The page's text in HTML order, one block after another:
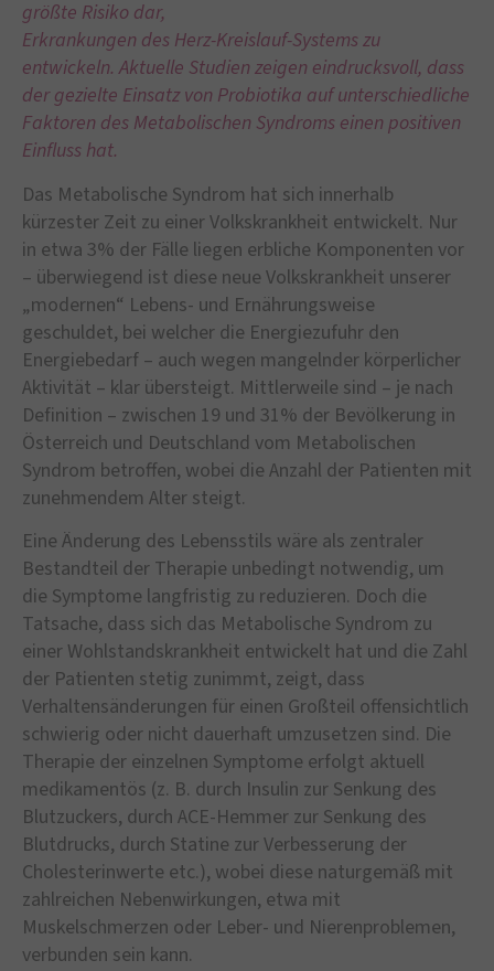
größte Risiko dar,
Erkrankungen des Herz-Kreislauf-Systems zu
entwickeln. Aktuelle Studien zeigen eindrucksvoll, dass
der gezielte Einsatz von Probiotika auf unterschiedliche
Faktoren des Metabolischen Syndroms einen positiven
Einfluss hat.
Das Metabolische Syndrom hat sich innerhalb
kürzester Zeit zu einer Volkskrankheit entwickelt. Nur
in etwa 3% der Fälle liegen erbliche Komponenten vor
– überwiegend ist diese neue Volkskrankheit unserer
„modernen“ Lebens- und Ernährungsweise
geschuldet, bei welcher die Energiezufuhr den
Energiebedarf – auch wegen mangelnder körperlicher
Aktivität – klar übersteigt. Mittlerweile sind – je nach
Definition – zwischen 19 und 31% der Bevölkerung in
Österreich und Deutschland vom Metabolischen
Syndrom betroffen, wobei die Anzahl der Patienten mit
zunehmendem Alter steigt.
Eine Änderung des Lebensstils wäre als zentraler
Bestandteil der Therapie unbedingt notwendig, um
die Symptome langfristig zu reduzieren. Doch die
Tatsache, dass sich das Metabolische Syndrom zu
einer Wohlstandskrankheit entwickelt hat und die Zahl
der Patienten stetig zunimmt, zeigt, dass
Verhaltensänderungen für einen Großteil offensichtlich
schwierig oder nicht dauerhaft umzusetzen sind. Die
Therapie der einzelnen Symptome erfolgt aktuell
medikamentös (z. B. durch Insulin zur Senkung des
Blutzuckers, durch ACE-Hemmer zur Senkung des
Blutdrucks, durch Statine zur Verbesserung der
Cholesterinwerte etc.), wobei diese naturgemäß mit
zahlreichen Nebenwirkungen, etwa mit
Muskelschmerzen oder Leber- und Nierenproblemen,
verbunden sein kann.